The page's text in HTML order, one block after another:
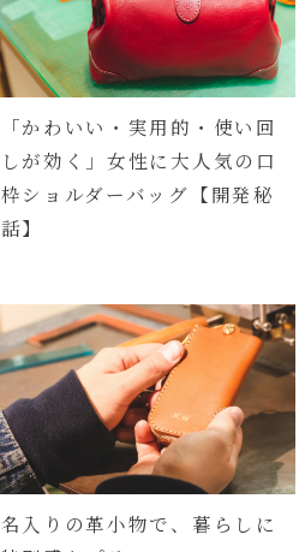
「かわいい・実用的・使い回
しが効く」女性に大人気の口
枠ショルダーバッグ【開発秘
話】
名入りの革小物で、暮らしに